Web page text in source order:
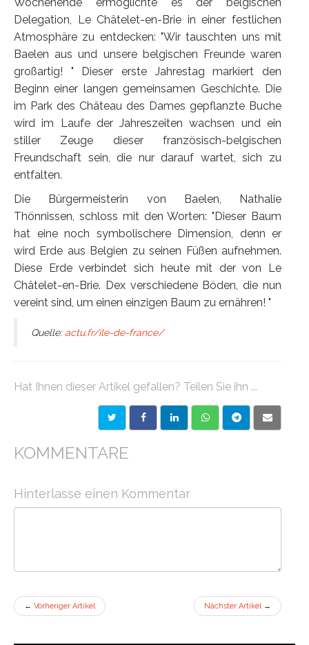
Wochenende ermöglichte es der belgischen
Delegation, Le Châtelet-en-Brie in einer festlichen
Atmosphäre zu entdecken: "Wir tauschten uns mit
Baelen aus und unsere belgischen Freunde waren
großartig! " Dieser erste Jahrestag markiert den
Beginn einer langen gemeinsamen Geschichte. Die
im Park des Château des Dames gepflanzte Buche
wird im Laufe der Jahreszeiten wachsen und ein
stiller Zeuge dieser französisch-belgischen
Freundschaft sein, die nur darauf wartet, sich zu
entfalten.
Die Bürgermeisterin von Baelen, Nathalie
Thönnissen, schloss mit den Worten: "Dieser Baum
hat eine noch symbolischere Dimension, denn er
wird Erde aus Belgien zu seinen Füßen aufnehmen.
Diese Erde verbindet sich heute mit der von Le
Châtelet-en-Brie. Dex verschiedene Böden, die nun
vereint sind, um einen einzigen Baum zu ernähren! "
Quelle: actu.fr/ile-de-france/
Hat Ihnen dieser Artikel gefallen? Teilen Sie ihn ...
KOMMENTARE
Hinterlasse einen Kommentar
← Vorheriger Artikel Nächster Artikel →